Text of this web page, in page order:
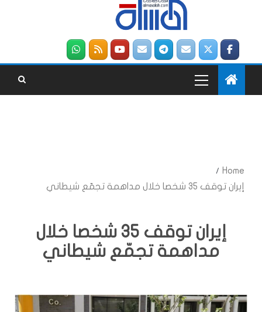
Home
إيران توقف 35 شخصا خلال مداهمة تجمّع شيطاني
إيران توقف 35 شخصا خلال
مداهمة تجمّع شيطاني